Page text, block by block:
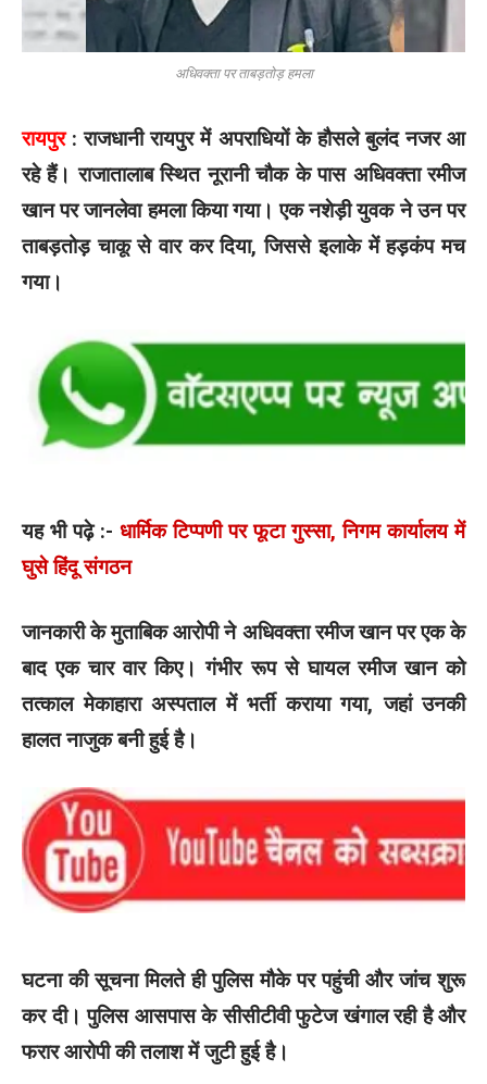
अधिवक्ता पर ताबड़तोड़ हमला
रायपुर: राजधानी रायपुर में अपराधियों के हौसले बुलंद नजर आ
रहे हैं। राजातालाब स्थित नूरानी चौक के पास अधिवक्ता रमीज
खान पर जानलेवा हमला किया गया। एक नशेड़ी युवक ने उन पर
ताबड़तोड़ चाकू से वार कर दिया, जिससे इलाके में हड़कंप मच
गया।
यह भी पढ़े :- धार्मिक टिप्पणी पर फूटा गुस्सा, निगम कार्यालय में
घुसे हिंदू संगठन
जानकारी के मुताबिक आरोपी ने अधिवक्ता रमीज खान पर एक के
बाद एक चार वार किए। गंभीर रूप से घायल रमीज खान को
तत्काल मेकाहारा अस्पताल में भर्ती कराया गया, जहां उनकी
हालत नाजुक बनी हुई है।
घटना की सूचना मिलते ही पुलिस मौके पर पहुंची और जांच शुरू
कर दी। पुलिस आसपास के सीसीटीवी फुटेज खंगाल रही है और
फरार आरोपी की तलाश में जुटी हुई है।